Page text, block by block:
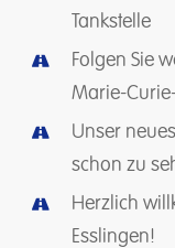
Tankstelle
Folgen Sie
Marie-
Unser
schon zu
Herzlich
Esslingen!